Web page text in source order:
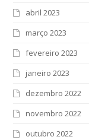
abril 2023
março 2023
fevereiro 2023
janeiro 2023
dezembro 2022
novembro 2022
outubro 2022